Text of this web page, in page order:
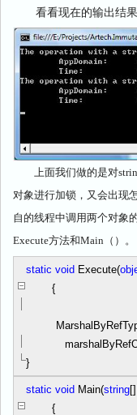
看看现在的输出结果
上面我们做的是对
对象进行加锁，又会出现
自的线程中调用两个对象
Execute方法和Main（）。
static void Execute(
{
MarshalByRefType
marshalByRefObj.
}
static void Main(string
{